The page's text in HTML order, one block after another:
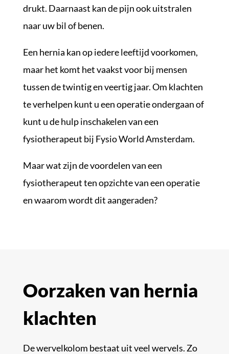
drukt. Daarnaast kan de pijn ook uitstralen
naar uw bil of benen.
Een hernia kan op iedere leeftijd voorkomen,
maar het komt het vaakst voor bij mensen
tussen de twintig en veertig jaar. Om klachten
te verhelpen kunt u een operatie ondergaan of
kunt u de hulp inschakelen van een
fysiotherapeut bij Fysio World Amsterdam.
Maar wat zijn de voordelen van een
fysiotherapeut ten opzichte van een operatie
en waarom wordt dit aangeraden?
Oorzaken van hernia
klachten
De wervelkolom bestaat uit veel wervels. Zo